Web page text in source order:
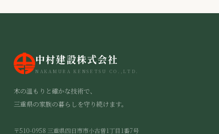
エピソード 洗濯物問題をどう解決した？
中村建設株式会社
NAKAMURA KENSETSU CO.,LTD.
木の温もりと確かな技術で、
三重県の家族の暮らしを守り続けます。
〒510-0958 三重県四日市市小古曽1丁目1番7号